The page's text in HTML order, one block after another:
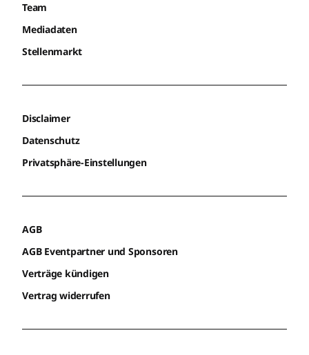
Team
Mediadaten
Stellenmarkt
Disclaimer
Datenschutz
Privatsphäre-Einstellungen
AGB
AGB Eventpartner und Sponsoren
Verträge kündigen
Vertrag widerrufen